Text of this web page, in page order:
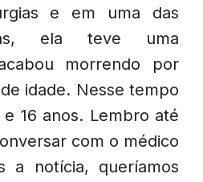
e em uma das
ela teve uma
morrendo por
idade. Nesse tempo
16 anos. Lembro até
com o médico
a notícia, queríamos